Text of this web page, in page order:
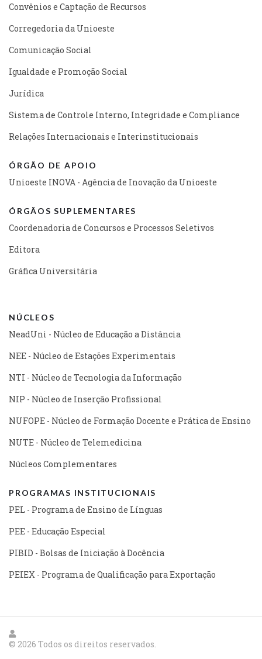
Convênios e Captação de Recursos
Corregedoria da Unioeste
Comunicação Social
Igualdade e Promoção Social
Jurídica
Sistema de Controle Interno, Integridade e Compliance
Relações Internacionais e Interinstitucionais
ÓRGÃO DE APOIO
Unioeste INOVA - Agência de Inovação da Unioeste
ÓRGÃOS SUPLEMENTARES
Coordenadoria de Concursos e Processos Seletivos
Editora
Gráfica Universitária
NÚCLEOS
NeadUni - Núcleo de Educação a Distância
NEE - Núcleo de Estações Experimentais
NTI - Núcleo de Tecnologia da Informação
NIP - Núcleo de Inserção Profissional
NUFOPE - Núcleo de Formação Docente e Prática de Ensino
NUTE - Núcleo de Telemedicina
Núcleos Complementares
PROGRAMAS INSTITUCIONAIS
PEL - Programa de Ensino de Línguas
PEE - Educação Especial
PIBID - Bolsas de Iniciação à Docência
PEIEX - Programa de Qualificação para Exportação
© 2026 Todos os direitos reservados.